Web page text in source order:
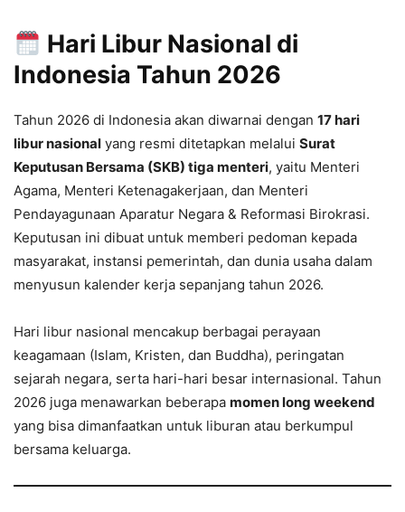
Hari Libur Nasional di
Indonesia Tahun 2026
Tahun 2026 di Indonesia akan diwarnai dengan 17 hari
libur nasional yang resmi ditetapkan melalui Surat
Keputusan Bersama (SKB) tiga menteri, yaitu Menteri
Agama, Menteri Ketenagakerjaan, dan Menteri
Pendayagunaan Aparatur Negara & Reformasi Birokrasi.
Keputusan ini dibuat untuk memberi pedoman kepada
masyarakat, instansi pemerintah, dan dunia usaha dalam
menyusun kalender kerja sepanjang tahun 2026.
Hari libur nasional mencakup berbagai perayaan
keagamaan (Islam, Kristen, dan Buddha), peringatan
sejarah negara, serta hari-hari besar internasional. Tahun
2026 juga menawarkan beberapa momen long weekend
yang bisa dimanfaatkan untuk liburan atau berkumpul
bersama keluarga.